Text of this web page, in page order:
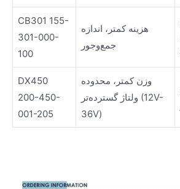
CB301 155-
301-000-
100
هزینه کمتر، اندازه
جمع‌وجور
DX450
200-450-
001-205
وزن کمتر، محدوده
ولتاژ گسترده‌تر (12V-
36V)